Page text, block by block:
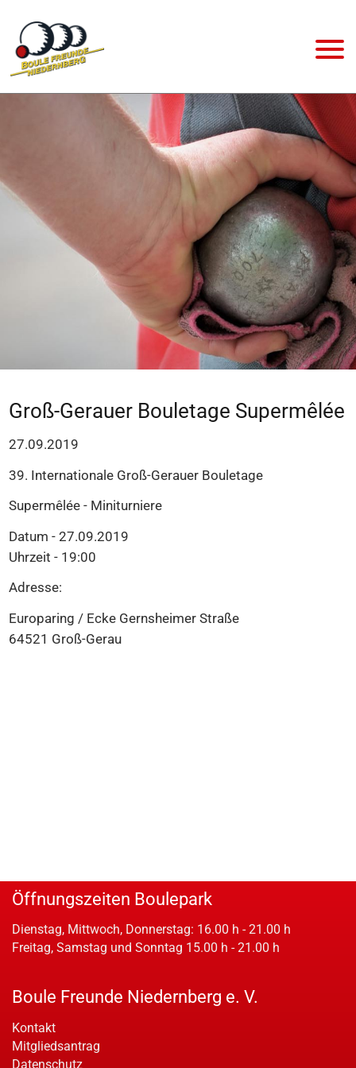
Groß-Gerauer Bouletage Supermêlée
27.09.2019
39. Internationale Groß-Gerauer Bouletage
Supermêlée - Miniturniere
Datum - 27.09.2019
Uhrzeit - 19:00
Adresse:
Europaring / Ecke Gernsheimer Straße
64521 Groß-Gerau
Öffnungszeiten Boulepark
Dienstag, Mittwoch, Donnerstag: 16.00 h - 21.00 h
Freitag, Samstag und Sonntag 15.00 h - 21.00 h
Boule Freunde Niedernberg e. V.
Kontakt
Mitgliedsantrag
Datenschutz